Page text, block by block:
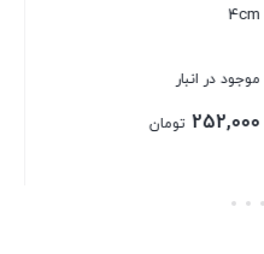
4cm
موجود در انبار
252,000 تومان
بستن